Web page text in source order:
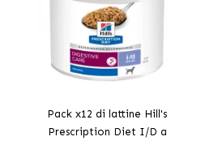
Pack x12 di lattine Hill's
Prescription Diet I/D a